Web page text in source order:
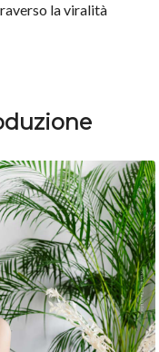
la viralità